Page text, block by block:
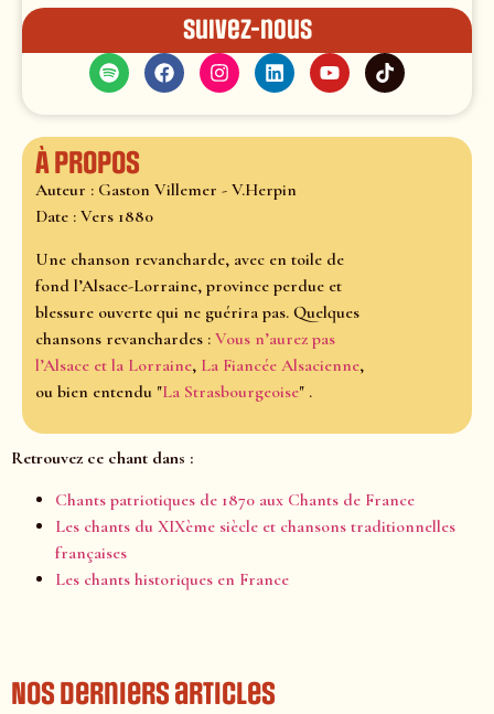
Suivez-nous
À propos
Auteur : Gaston Villemer - V.Herpin
Date : Vers 1880
Une chanson revancharde, avec en toile de
fond l’Alsace-Lorraine, province perdue et
blessure ouverte qui ne guérira pas. Quelques
chansons revanchardes : Vous n’aurez pas
l’Alsace et la Lorraine, La Fiancée Alsacienne,
ou bien entendu "La Strasbourgeoise" .
Retrouvez ce chant dans :
Chants patriotiques de 1870 aux Chants de France
Les chants du XIXème siècle et chansons traditionnelles
françaises
Les chants historiques en France
Nos derniers articles